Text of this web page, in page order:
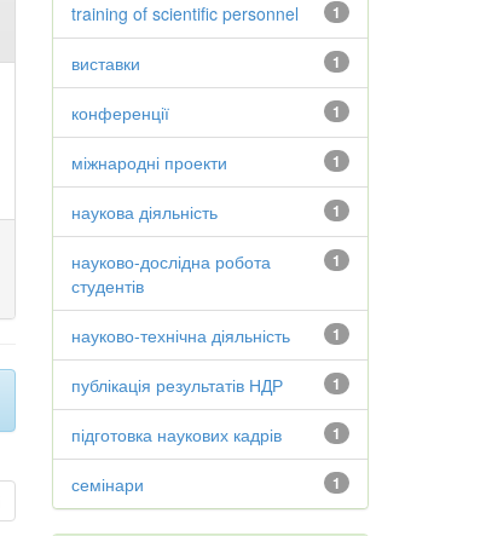
1
training of scientific personnel
1
виставки
1
конференції
1
міжнародні проекти
1
наукова діяльність
1
науково-дослідна робота
студентів
1
науково-технічна діяльність
1
публікація результатів НДР
1
підготовка наукових кадрів
1
семінари